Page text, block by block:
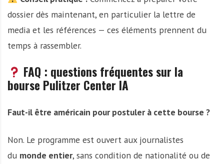
dossier dès maintenant, en particulier la lettre de
media et les références — ces éléments prennent du
temps à rassembler.
FAQ : questions fréquentes sur la
bourse Pulitzer Center IA
Faut-il être américain pour postuler à cette bourse ?
Non. Le programme est ouvert aux journalistes
du monde entier, sans condition de nationalité ou de